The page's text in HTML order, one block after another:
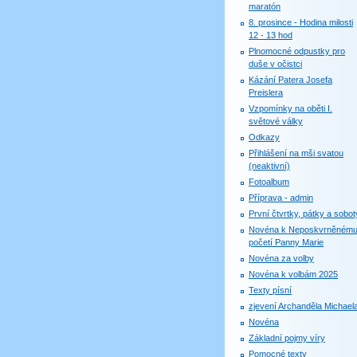
maratón
8. prosince - Hodina milosti
12 - 13 hod
Plnomocné odpustky pro
duše v očistci
Kázání Patera Josefa
Preislera
Vzpomínky na oběti I.
světové války
Odkazy
Přihlášení na mši svatou
(neaktivní)
Fotoalbum
Příprava - admin
První čtvrtky, pátky a
Novéna k Neposkvrněnému
početí Panny Marie
Novéna za volby
Novéna k volbám 2025
Texty písní
zjevení Archanděla
Novéna
Základní pojmy víry
Pomocné texty